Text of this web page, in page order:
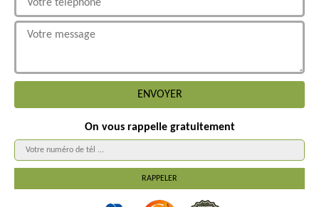
On vous rappelle gratuitement